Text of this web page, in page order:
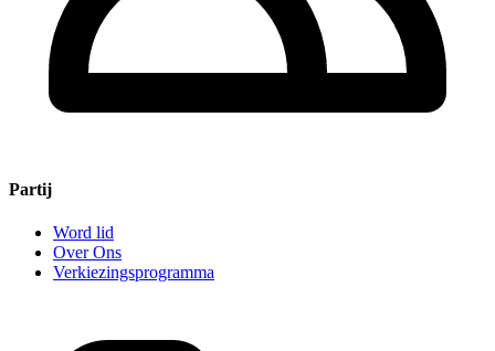
Partij
Word lid
Over Ons
Verkiezingsprogramma